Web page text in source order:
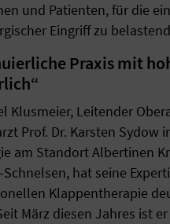
und Patienten, für die
Eingriff zu
Praxis mit
Klusmeier, Leitender
Prof. Dr. Karsten Sydow
am Standort Albertinen
hat seine
Klappentherapie
März diesen Jahres ist